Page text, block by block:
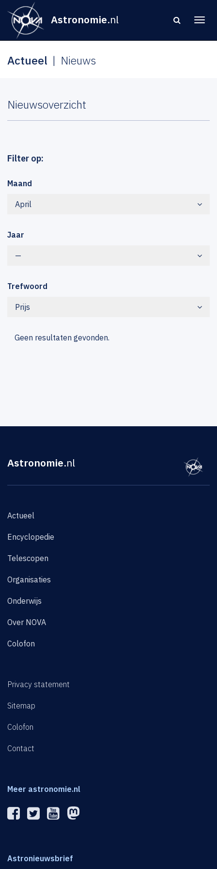
Astronomie.nl
Actueel Nieuws
Nieuwsoverzicht
Filter op:
Maand
April
Jaar
—
Trefwoord
Prijs
Geen resultaten gevonden.
Astronomie.nl
Actueel
Encyclopedie
Telescopen
Organisaties
Onderwijs
Over NOVA
Colofon
Privacy statement
Sitemap
Colofon
Contact
Meer astronomie.nl
Astronieuwsbrief